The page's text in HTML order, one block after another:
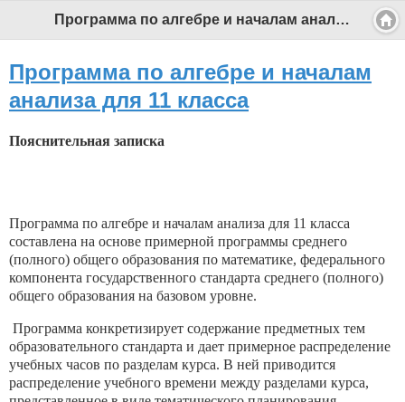
Программа по алгебре и началам анализа для 11 класса - Профессиональный педагог
Программа по алгебре и началам
анализа для 11 класса
Пояснительная записка
Программа по алгебре и началам анализа для 11 класса
составлена на основе примерной программы среднего
(полного) общего образования по математике, федерального
компонента государственного стандарта среднего (полного)
общего образования на базовом уровне.
Программа конкретизирует содержание предметных тем
образовательного стандарта и дает примерное распределение
учебных часов по разделам курса. В ней приводится
распределение учебного времени между разделами курса,